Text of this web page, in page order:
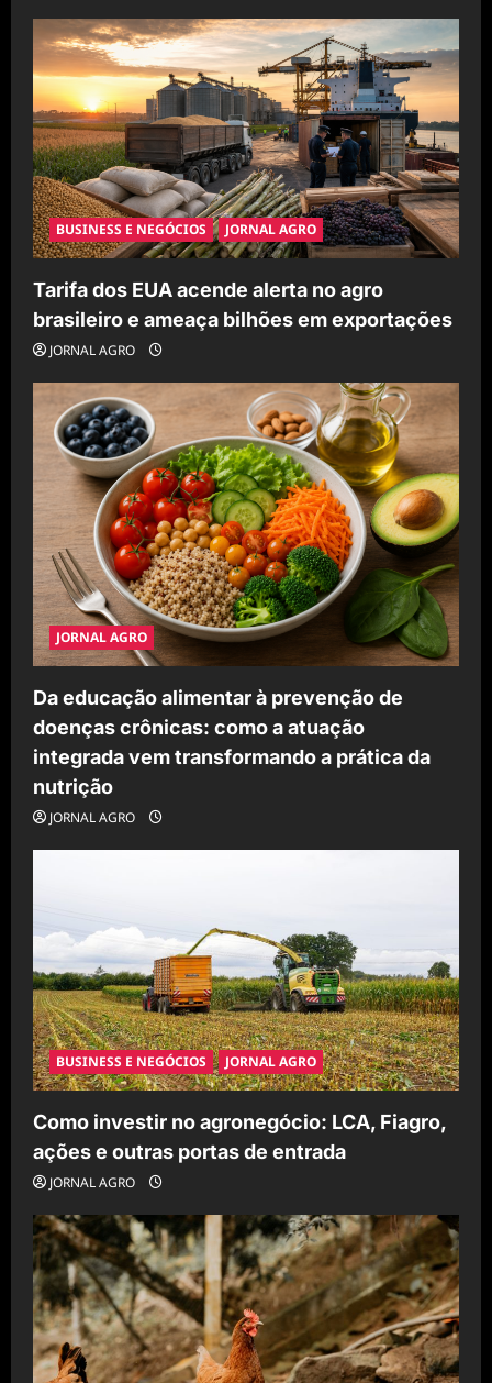
BUSINESS E NEGÓCIOS JORNAL AGRO
Tarifa dos EUA acende alerta no agro
brasileiro e ameaça bilhões em exportações
JORNAL AGRO
JORNAL AGRO
Da educação alimentar à prevenção de
doenças crônicas: como a atuação
integrada vem transformando a prática da
nutrição
JORNAL AGRO
BUSINESS E NEGÓCIOS JORNAL AGRO
Como investir no agronegócio: LCA, Fiagro,
ações e outras portas de entrada
JORNAL AGRO